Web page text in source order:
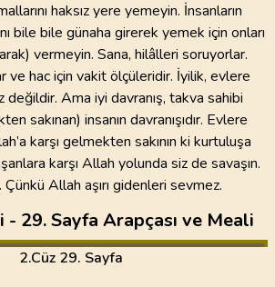
haksız yere yemeyin. İnsanların
bile bile günaha girerek yemek için onları
vermeyin. Sana, hilâlleri soruyorlar.
ve hac için vakit ölçüleridir. İyilik, evlere
değildir. Ama iyi davranış, takva sahibi
sakınan) insanın davranışıdır. Evlere
karşı gelmekten sakının ki kurtuluşa
karşı Allah yolunda siz de savaşın.
Çünkü Allah aşırı gidenleri sevmez.
- 29. Sayfa Arapçası ve Meali
2.Cüz 29. Sayfa